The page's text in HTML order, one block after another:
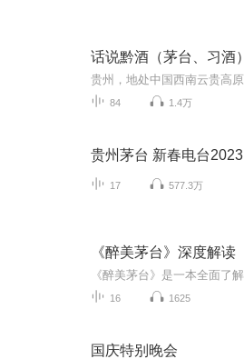
话说黔酒（茅台、习酒）
84 1.4万
贵州茅台 新春电台2023
17 577.3万
《醉美茅台》深度解读
16 1625
国庆特别晚会